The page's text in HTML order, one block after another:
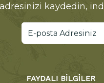
kaydedin,
FAYDALI BİLGİLER